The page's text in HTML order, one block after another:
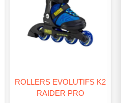
ROLLERS EVOLUTIFS K2
RAIDER PRO